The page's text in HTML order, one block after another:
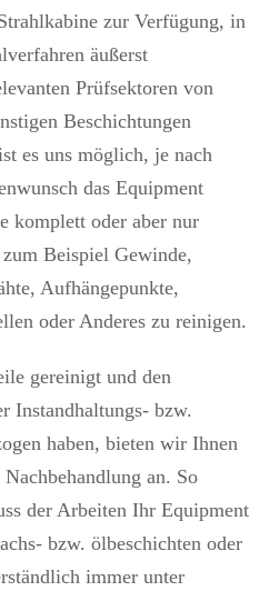
zur Verfügung, in
äußerst
Prüfsektoren von
Beschichtungen
es uns möglich, je nach
das Equipment
komplett oder aber nur
Beispiel Gewinde,
Aufhängepunkte,
oder Anderes zu reinigen.
gereinigt und den
Instandhaltungs- bzw.
haben, bieten wir Ihnen
an. So
der Arbeiten Ihr Equipment
bzw. ölbeschichten oder
immer unter